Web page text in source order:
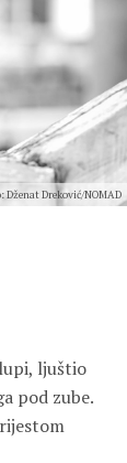
Dženat Dreković/NOMAD
ljuštio
pod zube.